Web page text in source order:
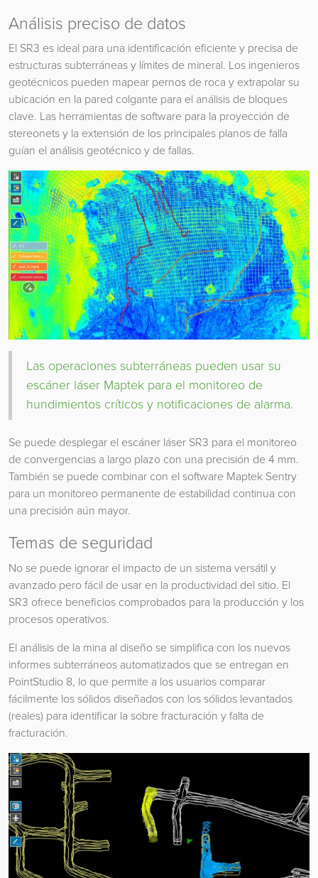
Análisis preciso de datos
El SR3 es ideal para una identificación eficiente y precisa de
estructuras subterráneas y límites de mineral. Los ingenieros
geotécnicos pueden mapear pernos de roca y extrapolar su
ubicación en la pared colgante para el análisis de bloques
clave. Las herramientas de software para la proyección de
stereonets y la extensión de los principales planos de falla
guían el análisis geotécnico y de fallas.
Las operaciones subterráneas pueden usar su
escáner láser Maptek para el monitoreo de
hundimientos críticos y notificaciones de alarma.
Se puede desplegar el escáner láser SR3 para el monitoreo
de convergencias a largo plazo con una precisión de 4 mm.
También se puede combinar con el software Maptek Sentry
para un monitoreo permanente de estabilidad continua con
una precisión aún mayor.
Temas de seguridad
No se puede ignorar el impacto de un sistema versátil y
avanzado pero fácil de usar en la productividad del sitio. El
SR3 ofrece beneficios comprobados para la producción y los
procesos operativos.
El análisis de la mina al diseño se simplifica con los nuevos
informes subterráneos automatizados que se entregan en
PointStudio 8, lo que permite a los usuarios comparar
fácilmente los sólidos diseñados con los sólidos levantados
(reales) para identificar la sobre fracturación y falta de
fracturación.